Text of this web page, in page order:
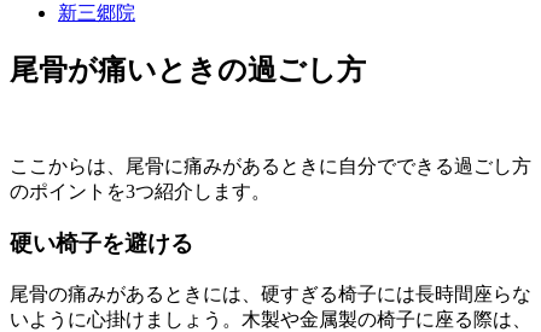
新三郷院
尾骨が痛いときの過ごし方
ここからは、尾骨に痛みがあるときに自分でできる過ごし方
のポイントを3つ紹介します。
硬い椅子を避ける
尾骨の痛みがあるときには、硬すぎる椅子には長時間座らな
いように心掛けましょう。木製や金属製の椅子に座る際は、